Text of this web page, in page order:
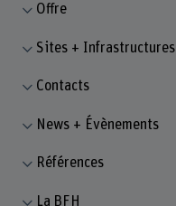
Offre
Sites + Infrastructures
Contacts
News + Évènements
Références
La BFH